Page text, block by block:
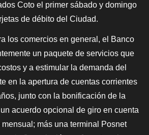
Coto el primer sábado y domingo
de débito del Ciudad.
los comercios en general, el Banco
un paquete de servicios que
y a estimular la demanda del
en la apertura de cuentas corrientes
junto con la bonificación de la
acuerdo opcional de giro en cuenta
más una terminal Posnet